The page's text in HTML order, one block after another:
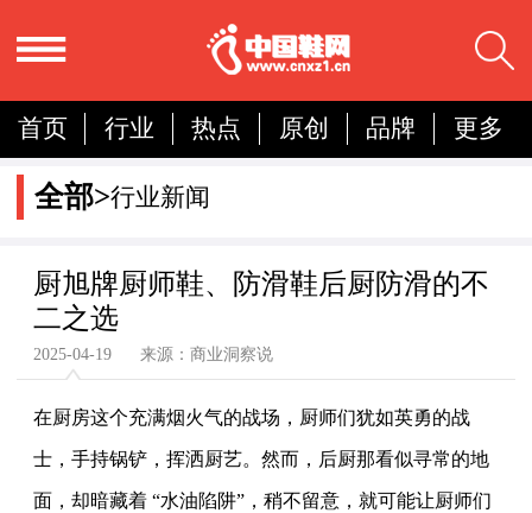
首页 行业 热点 原创 品牌
更多
国内
国际
分析
全部>行业新闻
厨旭牌厨师鞋、防滑鞋后厨防滑的不
二之选
2025-04-19 来源：商业洞察说
在厨房这个充满烟火气的战场，厨师们犹如英勇的战
士，手持锅铲，挥洒厨艺。然而，后厨那看似寻常的地
面，却暗藏着 “水油陷阱”，稍不留意，就可能让厨师们